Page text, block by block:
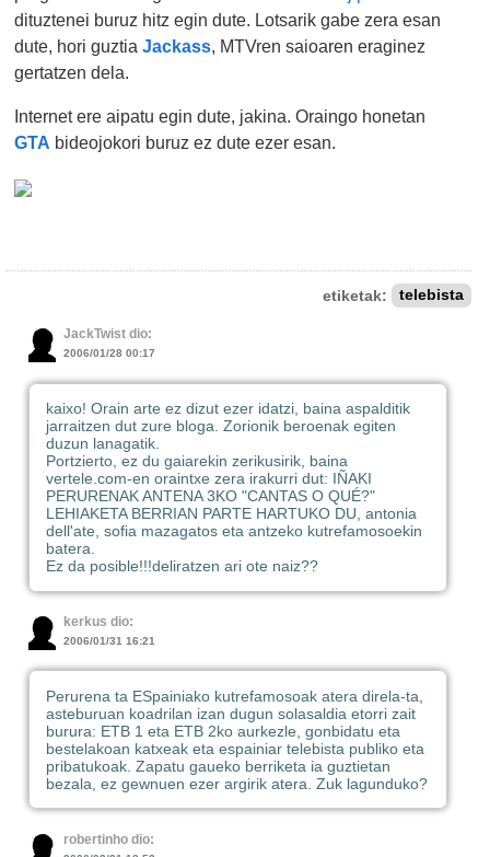
dituztenei buruz hitz egin dute. Lotsarik gabe zera esan
dute, hori guztiaJackass , MTVren saioaren eraginez
gertatzen dela.
Internet ere aipatu egin dute, jakina. Oraingo honetan
GTA bideojokori buruz ez dute ezer esan.
etiketak: telebista
JackTwist dio:
2006/01/28 00:17
kaixo! Orain arte ez dizut ezer idatzi, baina aspalditik
jarraitzen dut zure bloga. Zorionik beroenak egiten
duzun lanagatik.
Portzierto, ez du gaiarekin zerikusirik, baina
vertele.com-en oraintxe zera irakurri dut: IÑAKI
PERURENAK ANTENA 3KO "CANTAS O QUÉ?"
LEHIAKETA BERRIAN PARTE HARTUKO DU, antonia
dell'ate, sofia mazagatos eta antzeko kutrefamosoekin
batera.
Ez da posible!!!deliratzen ari ote naiz??
kerkus dio:
2006/01/31 16:21
Perurena ta ESpainiako kutrefamosoak atera direla-ta,
asteburuan koadrilan izan dugun solasaldia etorri zait
burura: ETB 1 eta ETB 2ko aurkezle, gonbidatu eta
bestelakoan katxeak eta espainiar telebista publiko eta
pribatukoak. Zapatu gaueko berriketa ia guztietan
bezala, ez gewnuen ezer argirik atera. Zuk lagunduko?
robertinho dio: